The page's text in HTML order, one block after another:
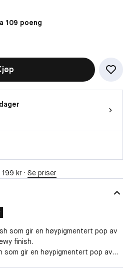
109 poeng
kr · Se priser
som gir en høypigmentert pop av
finish.
som gir en høypigmentert pop av